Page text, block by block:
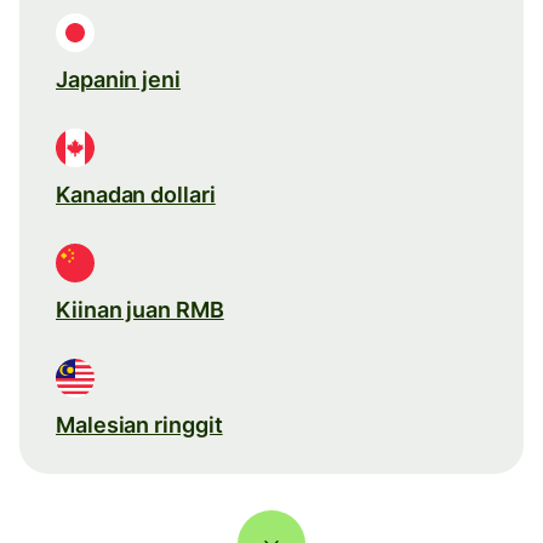
Japanin jeni
Kanadan dollari
Kiinan juan RMB
Malesian ringgit